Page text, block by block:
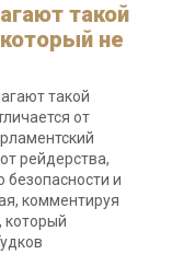
такой
не
такой
от
рейдерства,
и
комментируя
который